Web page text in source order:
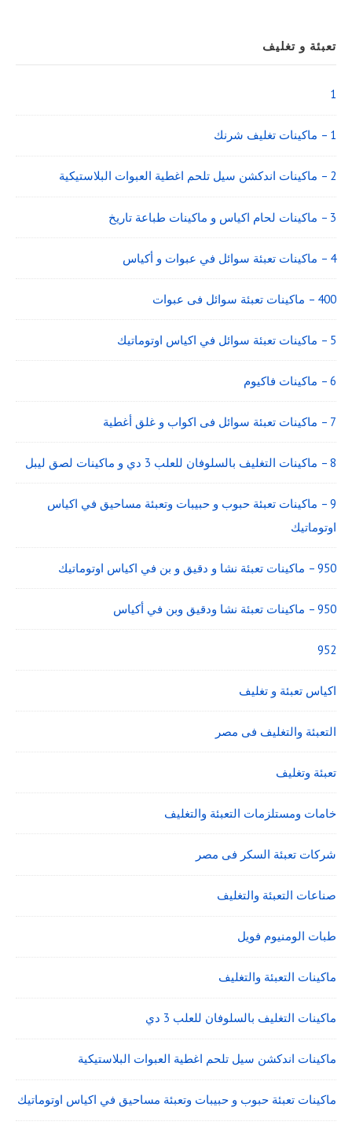
Sidebar
Widget
Area
تعبئة و تغليف
1
1 – ماكينات تغليف شرنك
2 – ماكينات اندكشن سيل تلحم اغطية العبوات البلاستيكية
3 – ماكينات لحام اكياس و ماكينات طباعة تاريخ
4 – ماكينات تعبئة سوائل في عبوات و أكياس
400 – ماكينات تعبئة سوائل فى عبوات
5 – ماكينات تعبئة سوائل في اكياس اوتوماتيك
6 – ماكينات فاكيوم
7 – ماكينات تعبئة سوائل فى اكواب و غلق أغطية
8 – ماكينات التغليف بالسلوفان للعلب 3 دي و ماكينات لصق ليبل
9 – ماكينات تعبئة حبوب و حبيبات وتعبئة مساحيق في اكياس
اوتوماتيك
950 – ماكينات تعبئة نشا و دقيق و بن في اكياس اوتوماتيك
950 – ماكينات تعبئة نشا ودقيق وبن في أكياس
952
اكياس تعبئة و تغليف
التعبئة والتغليف فى مصر
تعبئة وتغليف
خامات ومستلزمات التعبئة والتغليف
شركات تعبئة السكر فى مصر
صناعات التعبئة والتغليف
طبات الومنيوم فويل
ماكينات التعبئة والتغليف
ماكينات التغليف بالسلوفان للعلب 3 دي
ماكينات اندكشن سيل تلحم اغطية العبوات البلاستيكية
ماكينات تعبئة حبوب و حبيبات وتعبئة مساحيق في اكياس اوتوماتيك